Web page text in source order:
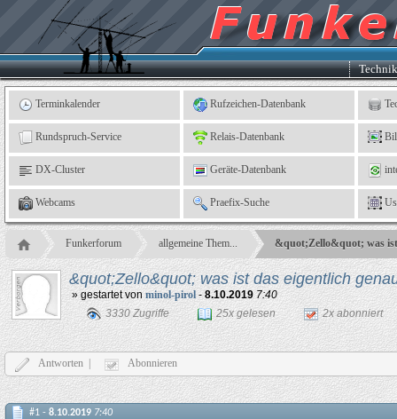
Kleingartenverein
e.
V.,
Leinefelde
Terminkalender Rufzeichen-Datenbank
Rundspruch-Service Relais-Datenbank
DX-Cluster Geräte-Datenbank
Webcams Praefix-Suche
Funkerforum allgemeine Them... &quot;Zello&quot; was ist
&quot;Zello&quot; was ist das eigentlich
» gestartet vonminol-pirol-8.10.2019 7:40
3330 Zugriffe
25x gelesen 2x abonniert
Antworten | Abonnieren
#1 - 8.10.2019 7:40